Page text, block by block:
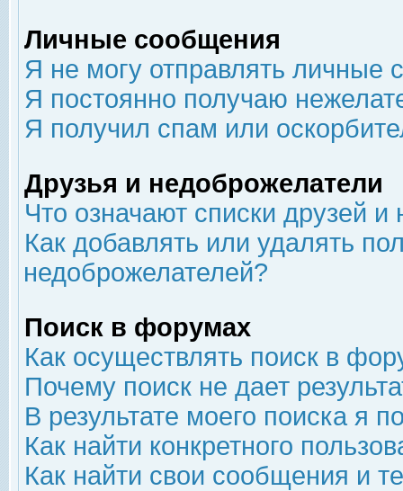
Личные сообщения
Я не могу отправлять личные
Я постоянно получаю
Я получил спам или
Друзья и недоброжелатели
Что означают списки друзей
Как добавлять или удалять
недоброжелателей?
Поиск в форумах
Как осуществлять поиск в
Почему поиск не дает
В результате моего поиска я
Как найти конкретного
Как найти свои сообщения и